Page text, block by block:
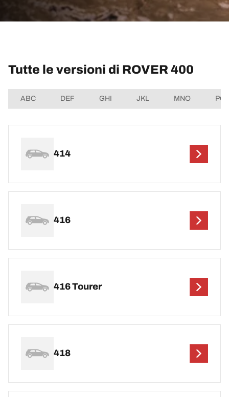
Tutte le versioni di ROVER 400
ABC DEF GHI JKL MNO
414
416
416 Tourer
418